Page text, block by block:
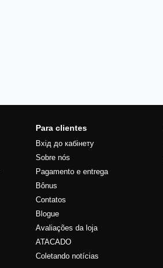
Para clientes
Вхід до кабінету
Sobre nós
Pagamento e entrega
Bônus
Contatos
Blogue
Avaliações da loja
ATACADO
Coletando notícias